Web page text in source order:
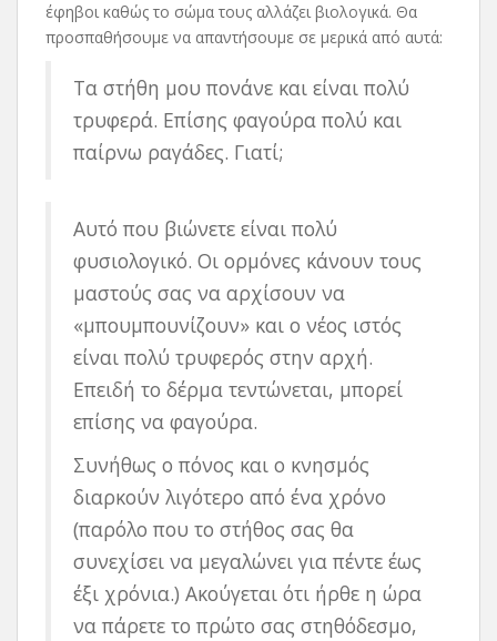
έφηβοι καθώς το σώμα τους αλλάζει βιολογικά. Θα
προσπαθήσουμε να απαντήσουμε σε μερικά από αυτά:
Τα στήθη μου πονάνε και είναι πολύ
τρυφερά. Επίσης φαγούρα πολύ και
παίρνω ραγάδες. Γιατί;
Αυτό που βιώνετε είναι πολύ
φυσιολογικό. Οι ορμόνες κάνουν τους
μαστούς σας να αρχίσουν να
«μπουμπουνίζουν» και ο νέος ιστός
είναι πολύ τρυφερός στην αρχή.
Επειδή το δέρμα τεντώνεται, μπορεί
επίσης να φαγούρα.
Συνήθως ο πόνος και ο κνησμός
διαρκούν λιγότερο από ένα χρόνο
(παρόλο που το στήθος σας θα
συνεχίσει να μεγαλώνει για πέντε έως
έξι χρόνια.) Ακούγεται ότι ήρθε η ώρα
να πάρετε το πρώτο σας στηθόδεσμο,